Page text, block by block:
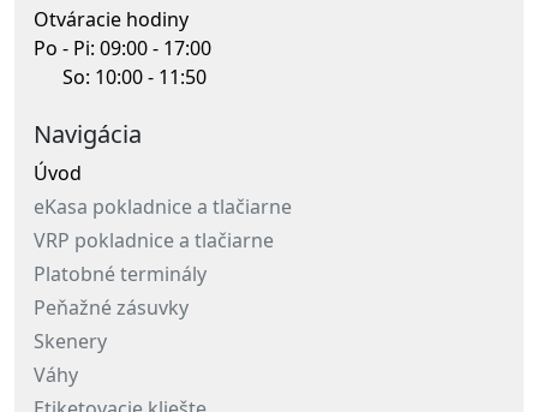
Otváracie hodiny
Po - Pi: 09:00 - 17:00
So: 10:00 - 11:50
Navigácia
Úvod
eKasa pokladnice a tlačiarne
VRP pokladnice a tlačiarne
Platobné terminály
Peňažné zásuvky
Skenery
Váhy